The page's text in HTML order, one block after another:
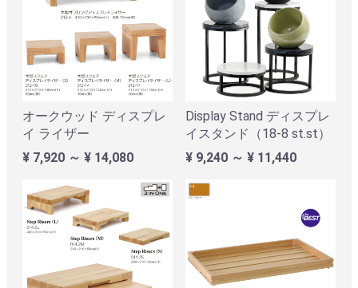
オークウッド ディスプレ
イ ライザー
¥ 7,920 ～ ¥ 14,080
Display Stand ディスプレ
イスタンド（18-8 st.st）
¥ 9,240 ～ ¥ 11,440